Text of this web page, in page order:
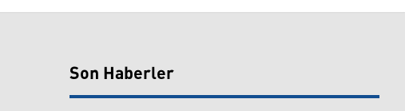
Son Haberler